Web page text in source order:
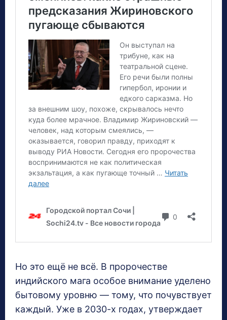
Но это ещё не всё. В пророчестве
индийского мага особое внимание уделено
бытовому уровню — тому, что почувствует
каждый. Уже в 2030-х годах, утверждает